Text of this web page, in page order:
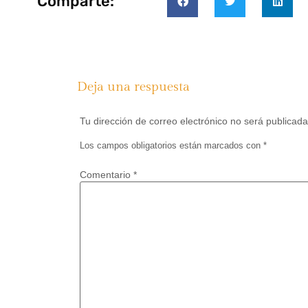
Deja una respuesta
Tu dirección de correo electrónico no será
Los campos obligatorios están marcados con *
Comentario *